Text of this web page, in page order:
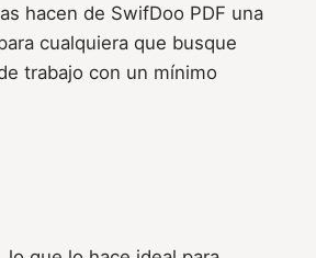
hacen de SwifDoo PDF una
cualquiera que busque
trabajo con un mínimo